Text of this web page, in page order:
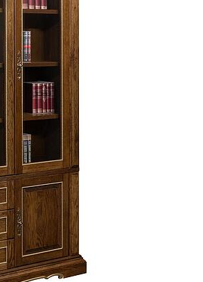
подставки